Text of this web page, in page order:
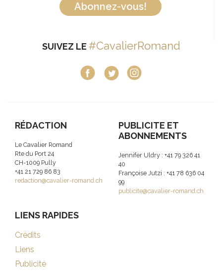
Abonnez-vous!
SUIVEZ LE #CavalierRomand
RÉDACTION
Le Cavalier Romand
Rte du Port 24
CH-1009 Pully
+41 21 729 86 83
redaction@cavalier-romand.ch
PUBLICITE ET
ABONNEMENTS
Jennifer Uldry : +41 79 326 41
40
Françoise Jutzi : +41 78 636 04
99
publicite@cavalier-romand.ch
LIENS RAPIDES
Crédits
Liens
Publicité